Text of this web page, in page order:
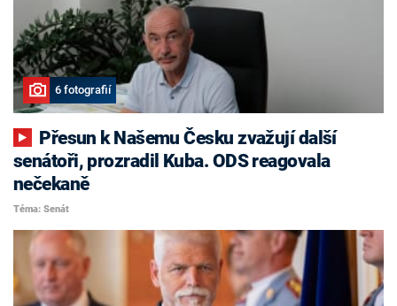
6 fotografií
senátoři, prozradil Kuba. ODS reagovala
nečekaně
Téma: Senát